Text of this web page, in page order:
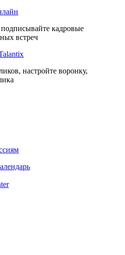
кадровые
встреч
настройте воронку,